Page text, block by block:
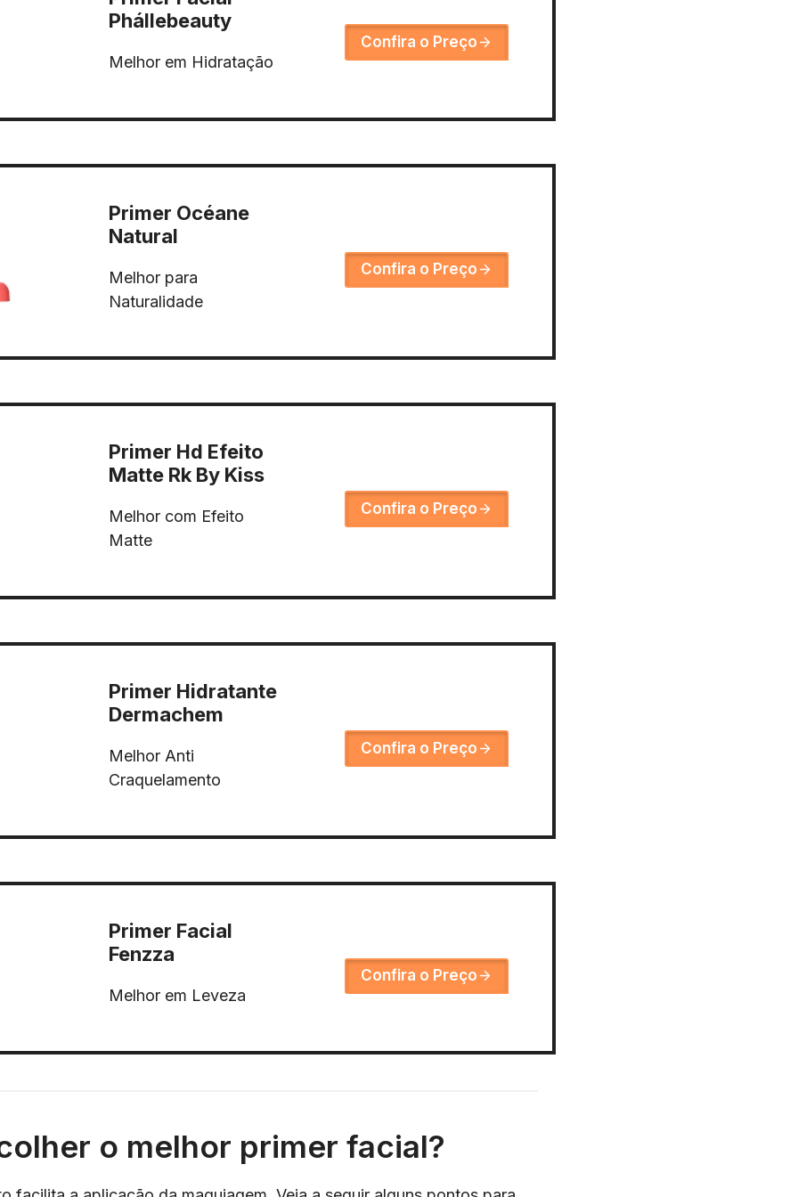
Phállebeauty
Melhor em Hidratação
Confira o Preço
Primer Océane
Natural
Melhor para
Naturalidade
Confira o Preço
Primer Hd Efeito
Matte Rk By Kiss
Melhor com Efeito
Matte
Confira o Preço
Primer Hidratante
Dermachem
Melhor Anti
Craquelamento
Confira o Preço
Primer Facial
Fenzza
Melhor em Leveza
Confira o Preço
o melhor primer facial?